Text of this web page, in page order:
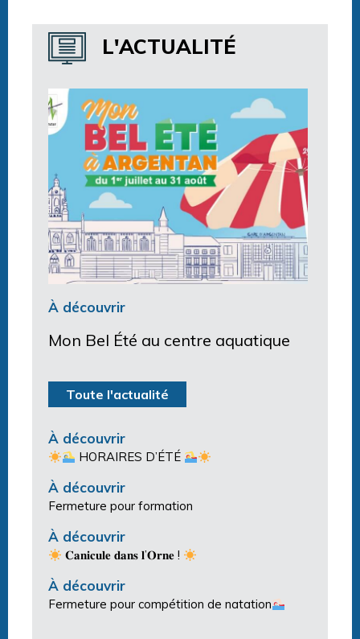
Horaires centre aquatique
L'ACTUALITÉ
À découvrir
Mon Bel Été au centre aquatique
Toute l'actualité
À découvrir
HORAIRES D’ÉTÉ
À découvrir
Fermeture pour formation
À découvrir
𝐂𝐚𝐧𝐢𝐜𝐮𝐥𝐞 𝐝𝐚𝐧𝐬 𝐥’𝐎𝐫𝐧𝐞 !
À découvrir
Fermeture pour compétition de natation